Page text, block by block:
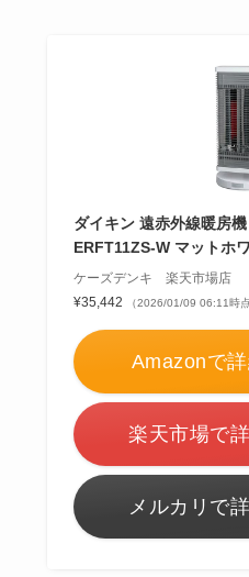
ダイキン 遠赤外線暖房
ERFT11ZS-W マットホ
ケーズデンキ 楽天市場店
¥35,442
（2026/01/09 06:11時
Amazonで
楽天市場で
メルカリで